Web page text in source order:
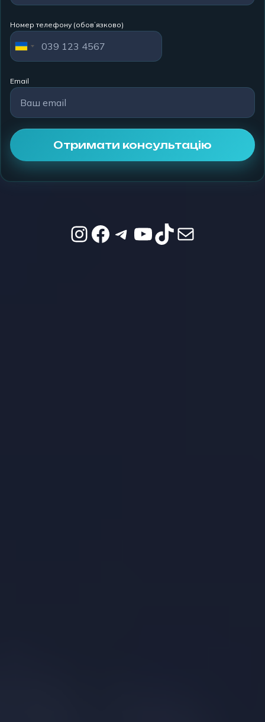
Номер телефону (обовʼязково)
Email
Instagram
Facebook
Telegram
YouTube
TikTok
Mail